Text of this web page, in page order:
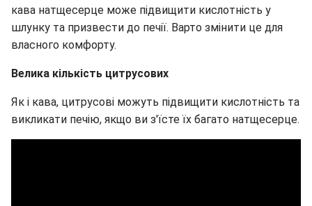
кава натщесерце може підвищити кислотність у
шлунку та призвести до печії. Варто змінити це для
власного комфорту.
Велика кількість цитрусових
Як і кава, цитрусові можуть підвищити кислотність та
викликати печію, якщо ви з'їсте їх багато натщесерце.